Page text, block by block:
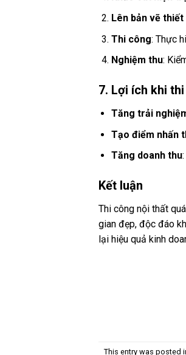
Lên bản vẽ thiết
Thi công: Thực
Nghiệm thu:
7. Lợi ích khi
Tăng trải
Tạo điểm nhấn
Tăng doanh thu
Kết luận
Thi công nội thất
gian đẹp, độc đáo
lại hiệu quả kinh
This entry was posted